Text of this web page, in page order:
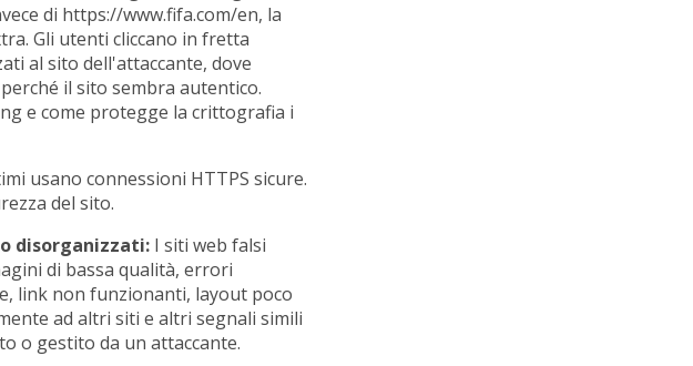
di https://www.fifa.com/en, la
Gli utenti cliccano in fretta
al sito dell'attaccante, dove
il sito sembra autentico.
e come protegge la crittografia i
usano connessioni HTTPS sicure.
del sito.
disorganizzati: I siti web falsi
di bassa qualità, errori
link non funzionanti, layout poco
ad altri siti e altri segnali simili
o gestito da un attaccante.